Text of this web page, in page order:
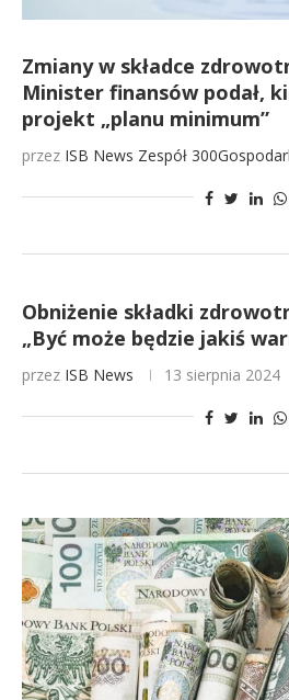
Zmiany w składce
Minister finansów podał,
projekt „planu minimum”
przez ISB News Zespół
Obniżenie składki
„Być może będzie jakiś
przez ISB News 13 sierpnia 2024